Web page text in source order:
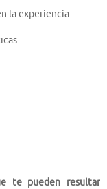
la experiencia.
te pueden resultar